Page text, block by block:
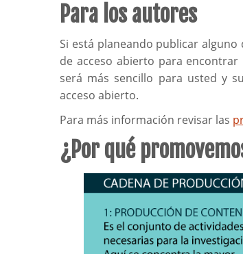
Para los autores
Si está planeando publicar
de acceso abierto para
será más sencillo para usted y
acceso abierto.
Para más información revisar las
¿Por qué